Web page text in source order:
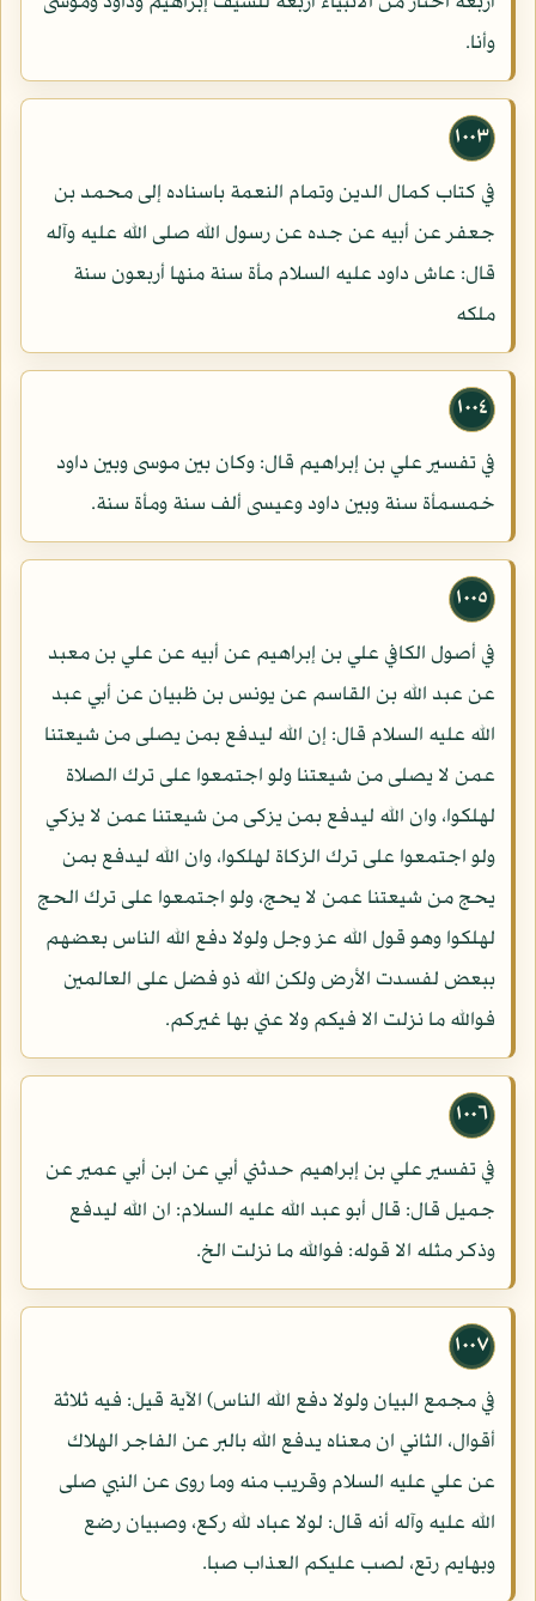
وأنا.
١٠٠٣
في كتاب كمال الدين وتمام النعمة باسناده إلى محمد بن
جعفر عن أبيه عن جده عن رسول الله صلى الله عليه وآله
قال: عاش داود عليه السلام مأة سنة منها أربعون سنة
ملكه
١٠٠٤
في تفسير علي بن إبراهيم قال: وكان بين موسى وبين داود
خمسمأة سنة وبين داود وعيسى ألف سنة ومأة سنة.
١٠٠٥
في أصول الكافي علي بن إبراهيم عن أبيه عن علي بن معبد
عن عبد الله بن القاسم عن يونس بن ظبيان عن أبي عبد
الله عليه السلام قال: إن الله ليدفع بمن يصلى من شيعتنا
عمن لا يصلى من شيعتنا ولو اجتمعوا على ترك الصلاة
لهلكوا، وان الله ليدفع بمن يزكى من شيعتنا عمن لا يزكي
ولو اجتمعوا على ترك الزكاة لهلكوا، وان الله ليدفع بمن
يحج من شيعتنا عمن لا يحج، ولو اجتمعوا على ترك الحج
لهلكوا وهو قول الله عز وجل ولولا دفع الله الناس بعضهم
ببعض لفسدت الأرض ولكن الله ذو فضل على العالمين
فوالله ما نزلت الا فيكم ولا عني بها غيركم.
١٠٠٦
في تفسير علي بن إبراهيم حدثني أبي عن ابن أبي عمير عن
جميل قال: قال أبو عبد الله عليه السلام: ان الله ليدفع
وذكر مثله الا قوله: فوالله ما نزلت الخ.
١٠٠٧
في مجمع البيان ولولا دفع الله الناس) الآية قيل: فيه ثلاثة
أقوال، الثاني ان معناه يدفع الله بالبر عن الفاجر الهلاك
عن علي عليه السلام وقريب منه وما روى عن النبي صلى
الله عليه وآله أنه قال: لولا عباد لله ركع، وصبيان رضع
وبهايم رتع، لصب عليكم العذاب صبا.